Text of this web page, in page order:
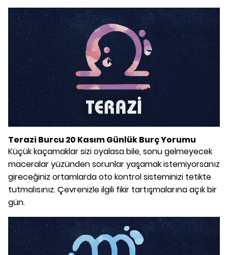
Terazi Burcu 20 Kasım Günlük Burç Yorumu
Küçük kaçamaklar sizi oyalasa bile, sonu gelmeyecek
maceralar yüzünden sorunlar yaşamak istemiyorsanız
gireceğiniz ortamlarda oto kontrol sisteminizi tetikte
tutmalısınız. Çevrenizle ilgili fikir tartışmalarına açık bir
gün.